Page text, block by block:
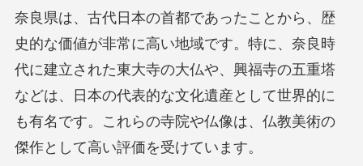
奈良県は、古代日本の首都であったことから、歴
史的な価値が非常に高い地域です。特に、奈良時
代に建立された東大寺の大仏や、興福寺の五重塔
などは、日本の代表的な文化遺産として世界的に
も有名です。これらの寺院や仏像は、仏教美術の
傑作として高い評価を受けています。